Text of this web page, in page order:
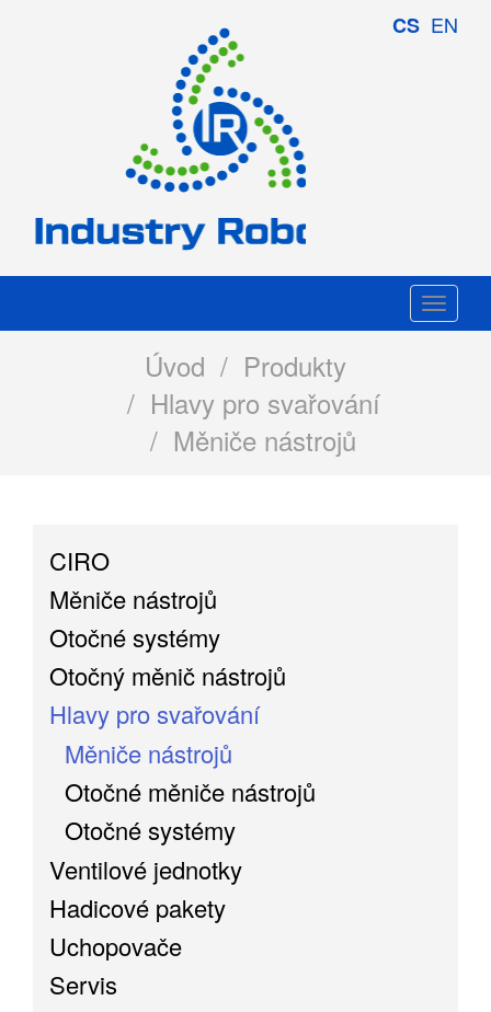
CS EN
Úvod / Produkty
/ Hlavy pro svařování
/ Měniče nástrojů
CIRO
Měniče nástrojů
Otočné systémy
Otočný měnič nástrojů
Hlavy pro svařování
Měniče nástrojů
Otočné měniče nástrojů
Otočné systémy
Ventilové jednotky
Hadicové pakety
Uchopovače
Servis